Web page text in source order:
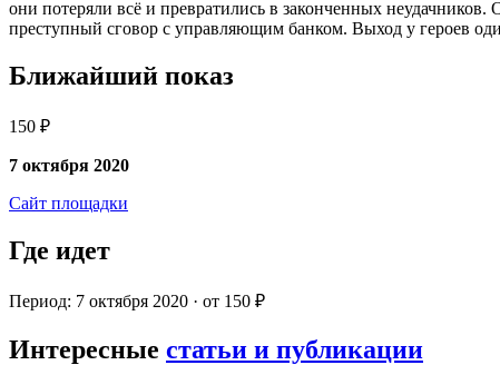
они потеряли всё и превратились в законченных неудачников.
преступный сговор с управляющим банком. Выход у героев
Ближайший показ
150 ₽
7 октября 2020
Сайт площадки
Где идет
Период: 7 октября 2020 · от 150 ₽
Интересные статьи и публикации